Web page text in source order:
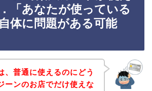
「あなたが使っている
体に問題がある可能
、普通に使えるのにどう
ーンのお店でだけ使えな